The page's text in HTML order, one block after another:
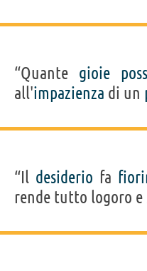
“Quante gioie
all'impazienza di un
“Il desiderio fa
rende tutto logoro e